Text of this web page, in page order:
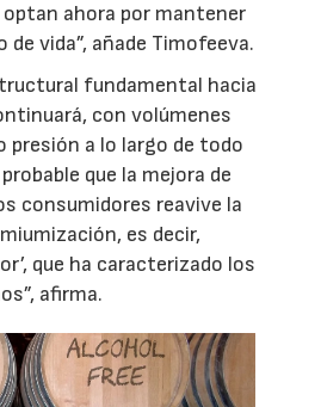
ahora por mantener
vida”, añade Timofeeva.
fundamental hacia
con volúmenes
presión a lo largo de todo
que la mejora de
consumidores reavive la
es decir,
que ha caracterizado los
afirma.